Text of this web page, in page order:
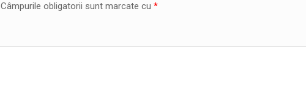
Câmpurile obligatorii sunt marcate cu*